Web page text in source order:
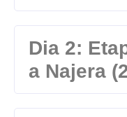
Dia 2:
a Najera